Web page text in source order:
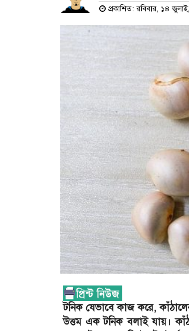
প্রকাশিত: রবিবার, ১৪
টনিক যেভাবে কাজ করে,
উত্তম এক টনিক বলাই যায়।